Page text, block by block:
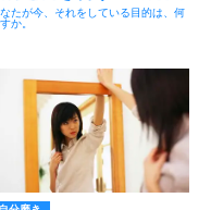
たが今、それをしている目的は、何
か。